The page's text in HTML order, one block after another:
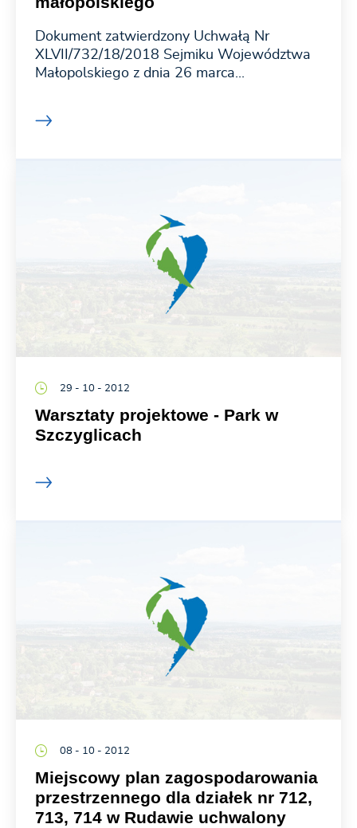
Dokument zatwierdzony Uchwałą Nr
XLVII/732/18/2018 Sejmiku Województwa
Małopolskiego z dnia 26 marca...
29 - 10 - 2012
Warsztaty projektowe - Park w
Szczyglicach
08 - 10 - 2012
Miejscowy plan zagospodarowania
przestrzennego dla działek nr 712,
713, 714 w Rudawie uchwalony